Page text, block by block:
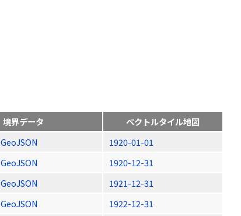
境界データ
ベクトルタイル地図
GeoJSON
1920-01-01
GeoJSON
1920-12-31
GeoJSON
1921-12-31
GeoJSON
1922-12-31